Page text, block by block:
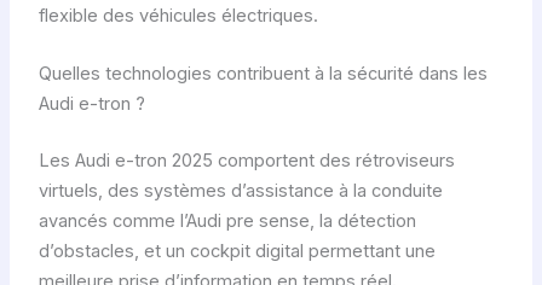
flexible des véhicules électriques.
Quelles technologies contribuent à la sécurité dans les
Audi e-tron ?
Les Audi e-tron 2025 comportent des rétroviseurs
virtuels, des systèmes d’assistance à la conduite
avancés comme l’Audi pre sense, la détection
d’obstacles, et un cockpit digital permettant une